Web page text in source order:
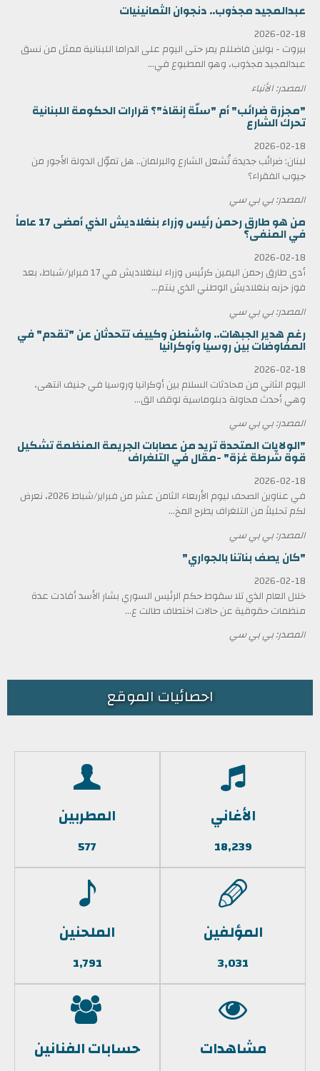
عبدالمجيد مجذوب.. دنجوان الثمانينيات
2026-02-18
بيروت - بولين فاضللم يمر حتى اليوم على الدراما اللبنانية ممثل من نسق
عبدالمجيد مجذوب، وهو المطبوع في...
المصدر: الأنباء
"مجزرة ضرائب" أم "سلّة إنقاذ"؟ قرارات الحكومة اللبنانية
تحرك الشارع
2026-02-18
لبنان: ضرائب جديدة تُشعل الشارع والبرلمان.. هل تموّل الدولة الأجور من
جيوب الفقراء؟
المصدر: بي بي سي
من هو طارق رحمن رئيس وزراء بنغلاديش الذي أمضى 17 عاماً
في المنفى؟
2026-02-18
أدى طارق رحمن اليمين كرئيس وزراء لبنغلاديش في 17 فبراير/شباط، بعد
فوز حزبه بنغلاديش الوطني الذي ينتم...
المصدر: بي بي سي
رغم هدير الجبهات.. واشنطن وكييف تتحدثان عن "تقدم" في
المفاوضات بين روسيا وأوكرانيا
2026-02-18
اليوم الثاني من محادثات السلام بين أوكرانيا وروسيا في جنيف انتهى،
وهي أحدث محاولة دبلوماسية لوقف الق...
المصدر: بي بي سي
"الولايات المتحدة تريد من عصابات الجريمة المنظمة تشكيل
قوة شرطة غزة" -مقال في التلغراف
2026-02-18
في عناوين الصحف ليوم الأربعاء الثامن عشر من فبراير/شباط 2026، نعرض
لكم تحليلاً من التلغراف يطرح المخ...
المصدر: بي بي سي
"كان يصف بناتنا بالجواري"
2026-02-18
خلال العام الذي تلا سقوط حكم الرئيس السوري بشار الأسد أفادت عدة
منظمات حقوقية عن حالات اختطاف طالت ع...
المصدر: بي بي سي
احصائيات الموقع
الأغاني
18,239
المطربين
577
المؤلفين
3,031
الملحنين
1,791
مشاهدات حسابات الفنانين